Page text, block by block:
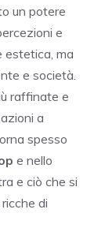
un potere
e
estetica, ma
e società.
raffinate e
a
spesso
e nello
e ciò che si
di